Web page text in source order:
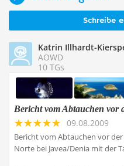
Schreibe
Katrin Illhardt-
AOWD
10 TGs
Bericht vom Abtauchen vor
09.08.2009
Bericht vom Abtauchen vor
Norte bei Javea/Denia mit der